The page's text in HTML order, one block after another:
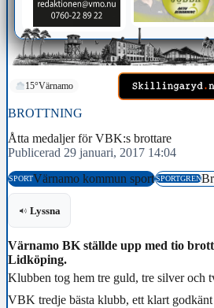
15°Värnamo
BROTTNING
Åtta medaljer för VBK:s brottare
Publicerad 29 januari, 2017 14:04
SPORTVärnamo kommun sportSPORTGREN
Lyssna
Värnamo BK ställde upp med tio
Lidköping.
Klubben tog hem tre guld, tre silver och
VBK tredje bästa klubb, ett klart godkänt